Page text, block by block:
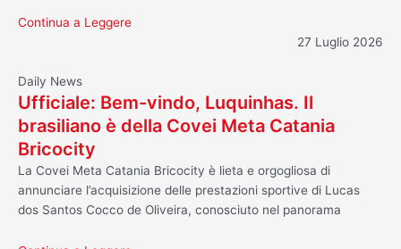
Continua a Leggere
27 Luglio 2026
Daily News
Ufficiale: Bem-vindo, Luquinhas. Il
brasiliano è della Covei Meta Catania
Bricocity
La Covei Meta Catania Bricocity è lieta e orgogliosa di
annunciare l’acquisizione delle prestazioni sportive di Lucas
dos Santos Cocco de Oliveira, conosciuto nel panorama